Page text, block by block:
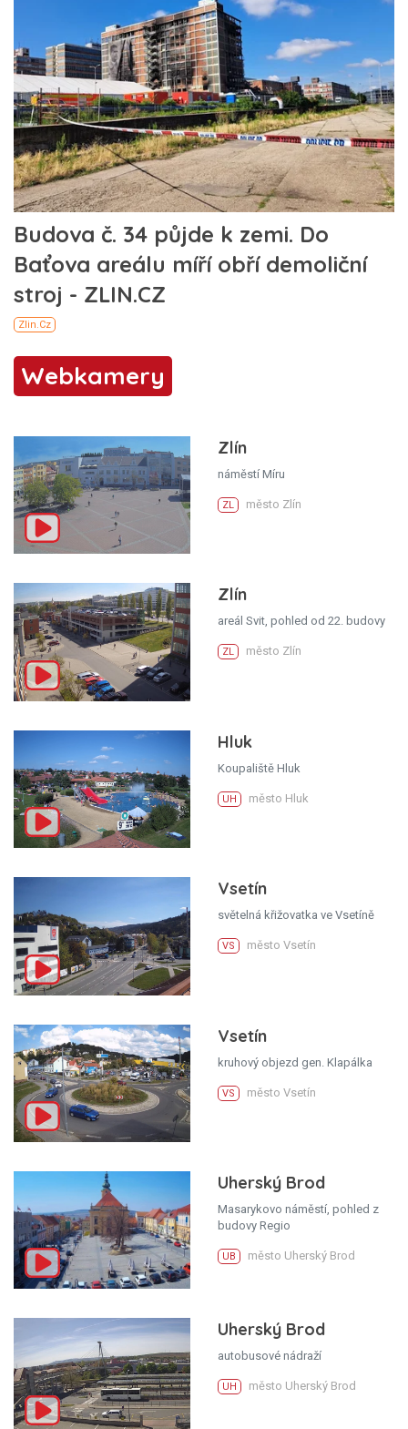
Webkamery
Zlín
náměstí Míru
ZL město Zlín
Zlín
areál Svit, pohled od 22. budovy
ZL město Zlín
Hluk
Koupaliště Hluk
UH město Hluk
Vsetín
světelná křižovatka ve Vsetíně
VS město Vsetín
Vsetín
kruhový objezd gen. Klapálka
VS město Vsetín
Uherský Brod
Masarykovo náměstí, pohled z
budovy Regio
UB město Uherský Brod
Uherský Brod
autobusové nádraží
UH město Uherský Brod